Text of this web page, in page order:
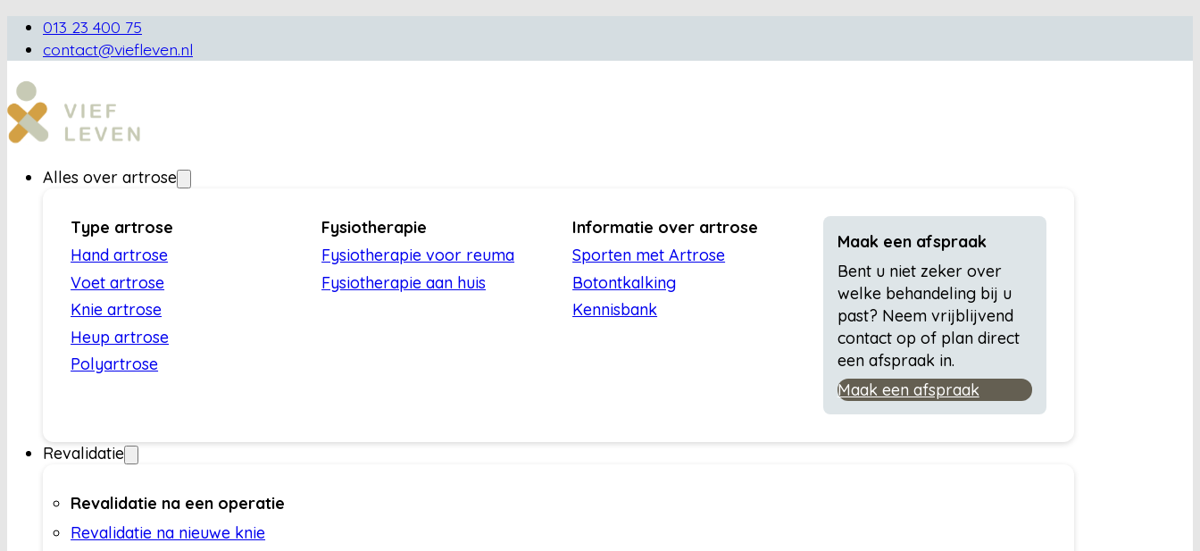
013 23 400 75
contact@viefleven.nl
Alles over artrose
Type artrose
Hand artrose
Voet artrose
Knie artrose
Heup artrose
Polyartrose
Fysiotherapie
Fysiotherapie voor reuma
Fysiotherapie aan huis
Informatie over artrose
Sporten met Artrose
Botontkalking
Kennisbank
Maak een afspraak
Bent u niet zeker over
welke behandeling bij u
past? Neem vrijblijvend
contact op of plan direct
een afspraak in.
Maak een afspraak
Revalidatie
Revalidatie na een operatie
Revalidatie na nieuwe knie